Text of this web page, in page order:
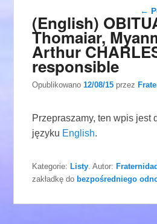
←
(English)
Thomaiar,
Arthur
responsible
Opublikowano12/08/15 przez
Przepraszamy, ten wpis jest
języku English.
Kategorie:Listy . Autor:
zakładkę do bezpośredniego